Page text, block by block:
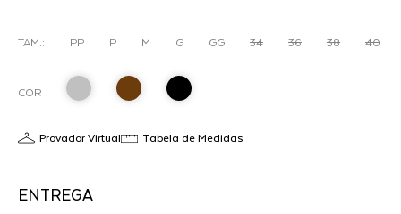
sozinho ou como base para composições em camadas.
TAM.: PP P M G GG 34 36 38 40
COR
Provador Virtual Tabela de Medidas
ENTREGA